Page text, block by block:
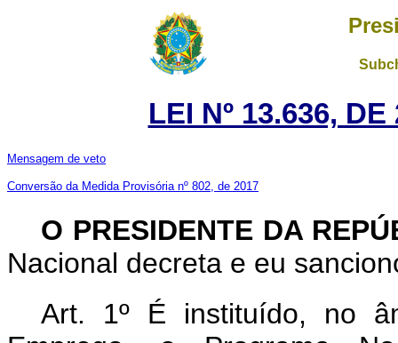
LEI Nº 13.636,
Mensagem de veto
Conversão da Medida Provisória nº 802, de 2017
O PRESIDENTE DA
Nacional decreta e eu
Art. 1º É instituído, no